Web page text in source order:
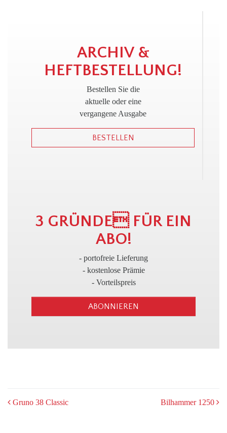
!
ARCHIV &
HEFTBESTELLUNG!
Bestellen Sie die
aktuelle oder eine
vergangene Ausgabe
BESTELLEN
3
3 GRÜNDE FÜR EIN
ABO!
- portofreie Lieferung
- kostenlose Prämie
- Vorteilspreis
ABONNIEREN
POST
Gruno 38 Classic Bilhammer 1250